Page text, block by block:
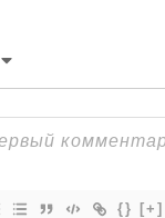
{} [+]